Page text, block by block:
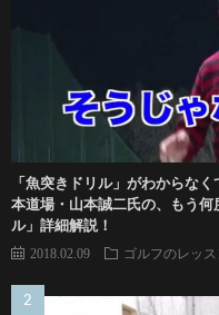
「魚突きドリル」がわからな
本道場・山本誠二氏の、もう何
ル」詳細解説！
2018.02.09 ゴルフのレッ